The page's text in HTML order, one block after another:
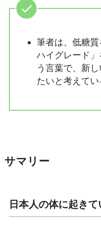
筆者は、低糖
ハイグレード
う言葉で、新
たいと考えてい
サマリー
日本人の体に起き